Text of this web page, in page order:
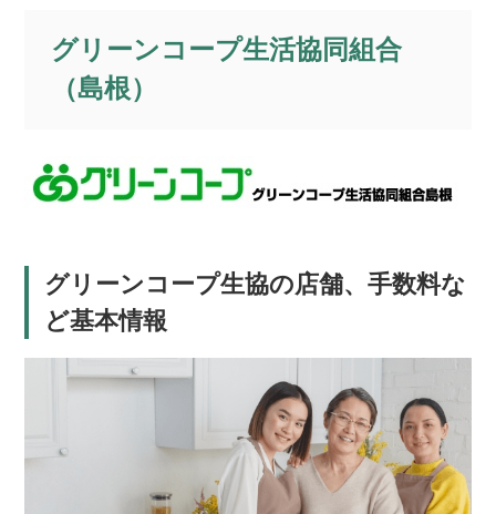
グリーンコープ生活協同組合
（島根）
グリーンコープ生協の店舗、手数料な
ど基本情報